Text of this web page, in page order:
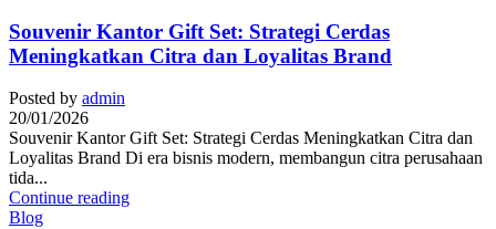
Souvenir Kantor Gift Set: Strategi Cerdas
Meningkatkan Citra dan Loyalitas Brand
Posted by admin
20/01/2026
Souvenir Kantor Gift Set: Strategi Cerdas Meningkatkan Citra dan
Loyalitas Brand Di era bisnis modern, membangun citra perusahaan
tida...
Continue reading
Blog